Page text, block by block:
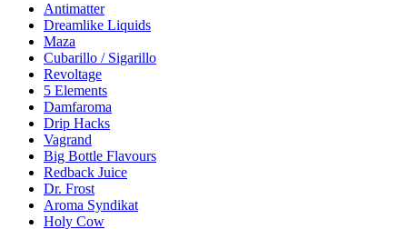
Antimatter
Dreamlike Liquids
Maza
Cubarillo / Sigarillo
Revoltage
5 Elements
Damfaroma
Drip Hacks
Vagrand
Big Bottle Flavours
Redback Juice
Dr. Frost
Aroma Syndikat
Holy Cow